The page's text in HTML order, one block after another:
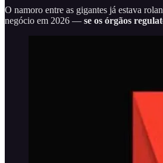
O namoro entre as gigantes já estava
negócio em 2026 — se os órgãos